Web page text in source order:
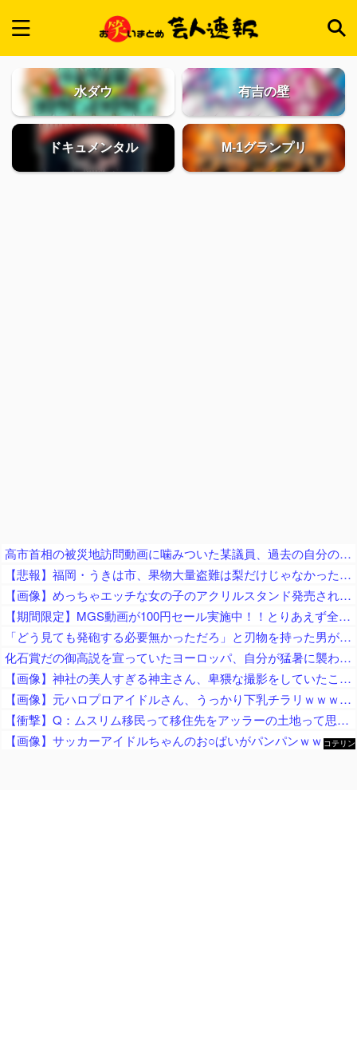
水ダウ 有吉の壁
ドキュメンタル M-1グランプリ
高市首相の被災地訪問動画に噛みついた某議員、過去の自分のやらかしを速攻で掘り起こされてしまい……
【悲報】福岡・うきは市、果物大量盗難は梨だけじゃなかった… → 柿やキウイも大量に盗まれる → 犯人は土地や果物の知識もあり集団の可能性が指摘される ………
【画像】めっちゃエッチな女の子のアクリルスタンド発売されるｗｗ
【期間限定】MGS動画が100円セール実施中！！とりあえず全部買うやろｗｗｗｗｗ
「どう見ても発砲する必要無かっただろ」と刃物を持った男が撃たれた事件に左派が激怒、発砲した警察は何か勘違いしてねえか？
化石賞だの御高説を宣っていたヨーロッパ、自分が猛暑に襲われると為すすべべもなくダメージを受けてしまい……
【画像】神社の美人すぎる神主さん、卑猥な撮影をしていたことが判明ｗｗｗｗｗｗｗｗ
【画像】元ハロプロアイドルさん、うっかり下乳チラリｗｗｗｗｗｗｗｗ
【衝撃】Q：ムスリム移民って移住先をアッラーの土地って思ってるの？ → 衝撃の回答がコチラ → ｗｗｗｗｗｗｗｗｗｗｗｗｗｗ
【画像】サッカーアイドルちゃんのお○ぱいがパンパンｗｗｗｗｗｗｗｗｗｗｗｗ
コテリン